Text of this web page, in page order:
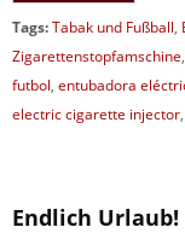
Tags:Tabak und Fußball,
Zigarettenstopfamschine,
futbol, entubadora
electric cigarette injector,
Endlich